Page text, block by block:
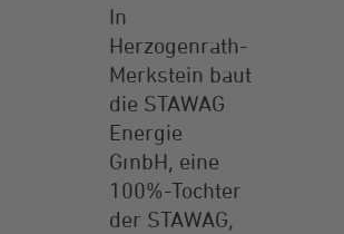
In
Herzogenrath-
Merkstein baut
die STAWAG
Energie
GmbH, eine
100%-Tochter
der STAWAG,